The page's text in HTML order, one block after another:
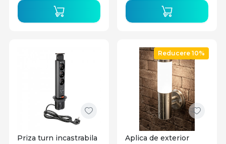
Priza turn incastrabila
Reducere 10%
Aplica de exterior